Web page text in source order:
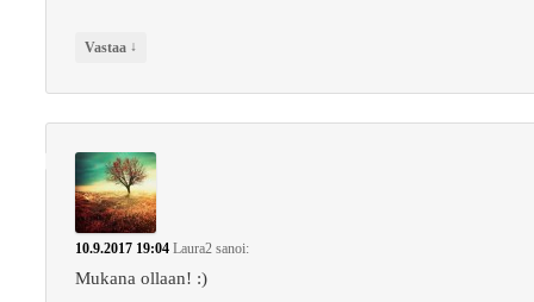
Vastaa ↓
10.9.2017 19:04 Laura2 sanoi:
Mukana ollaan! :)